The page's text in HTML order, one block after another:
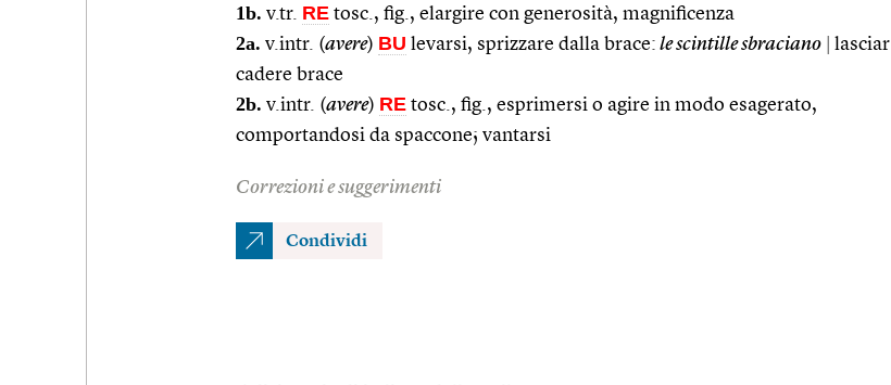
1b. v.tr. RE tosc., fig., elargire con generosità, magnificenza
2a. v.intr. (avere) BU levarsi, sprizzare dalla brace: le scintille sbraciano
lasciar
cadere brace
2b. v.intr. (avere) RE tosc., fig., esprimersi o agire in modo esagerato,
comportandosi da spaccone; vantarsi
Correzioni e suggerimenti
Condividi